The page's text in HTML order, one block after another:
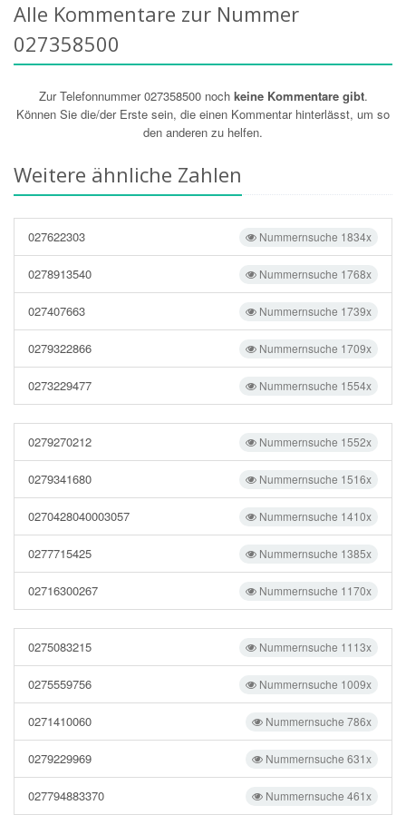
Alle Kommentare zur Nummer
027358500
Zur Telefonnummer 027358500 noch keine Kommentare gibt.
Können Sie die/der Erste sein, die einen Kommentar hinterlässt, um so
den anderen zu helfen.
Weitere ähnliche Zahlen
Nummernsuche 1834x
027622303
Nummernsuche 1768x
0278913540
Nummernsuche 1739x
027407663
Nummernsuche 1709x
0279322866
Nummernsuche 1554x
0273229477
Nummernsuche 1552x
0279270212
Nummernsuche 1516x
0279341680
Nummernsuche 1410x
0270428040003057
Nummernsuche 1385x
0277715425
Nummernsuche 1170x
02716300267
Nummernsuche 1113x
0275083215
Nummernsuche 1009x
0275559756
Nummernsuche 786x
0271410060
Nummernsuche 631x
0279229969
Nummernsuche 461x
027794883370